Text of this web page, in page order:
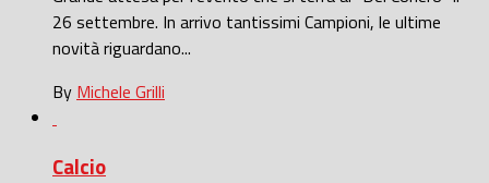
26 settembre. In arrivo tantissimi Campioni, le ultime
novità riguardano...
By Michele Grilli
Calcio